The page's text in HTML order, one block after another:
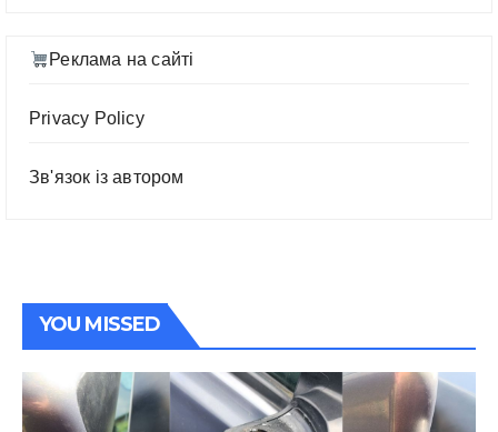
Реклама на сайті
Privacy Policy
Зв'язок із автором
YOU MISSED